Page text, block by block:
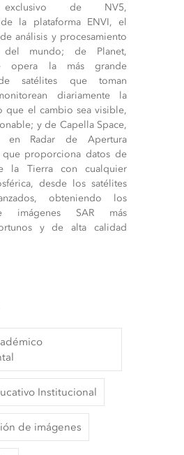
exclusivo de NV5,
de la plataforma ENVI, el
análisis y procesamiento
del mundo; de Planet,
opera la más grande
satélites que toman
diariamente la
que el cambio sea visible,
y de Capella Space,
en Radar de Apertura
que proporciona datos de
la Tierra con cualquier
desde los satélites
obteniendo los
imágenes SAR más
y de alta calidad
Institucional
de imágenes